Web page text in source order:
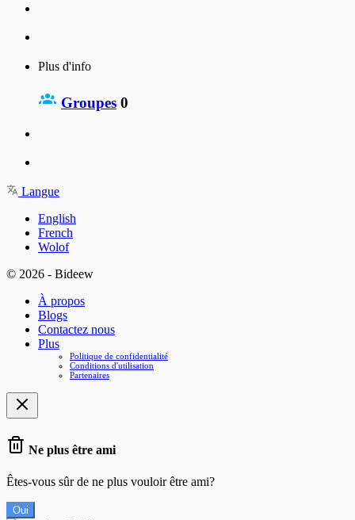
Plus d'info
Groupes 0
Langue
English
French
Wolof
© 2026 - Bideew
À propos
Blogs
Contactez nous
Plus
Politique de confidentialité
Conditions d'utilisation
Partenaires
Ne plus être ami
Êtes-vous sûr de ne plus vouloir être ami?
Oui